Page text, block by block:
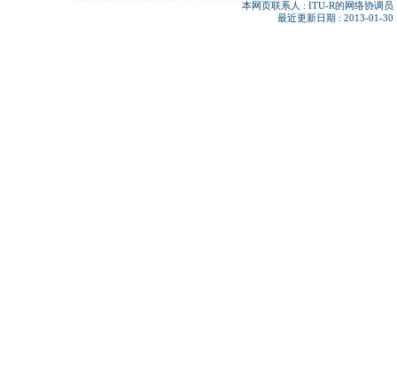
本网页联系人 : ITU-R的网络协调员
最近更新日期 : 2013-01-30